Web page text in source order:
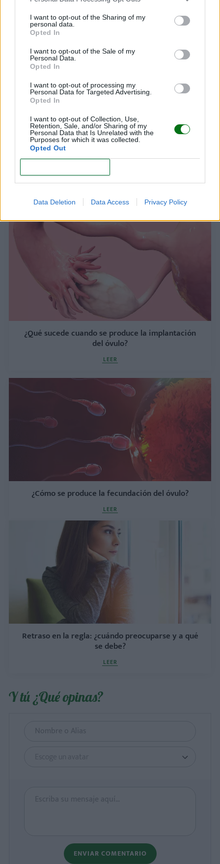
I want to opt-out of the Sharing of my
personal data.
Opted In
I want to opt-out of the Sale of my
Personal Data.
Opted In
I want to opt-out of processing my
Personal Data for Targeted Advertising.
Opted In
I want to opt-out of Collection, Use,
Retention, Sale, and/or Sharing of my
Personal Data that Is Unrelated with the
Purposes for which it was collected.
Opted Out
Data Deletion Data Access Privacy Policy
¿Cuál es la probabilidad de tener gemelos o
LEER
¿La mujer puede quedar embarazada si tiene la
LEER
¿Qué sucede cuando se produce la implantación
del óvulo?
LEER
¿Cómo se produce la fecundación del óvulo?
LEER
Retraso en la regla: ¿cuándo preocuparse y a qué
se debe?
LEER
Y tú ¿Qué opinas?
Escoge un avatar
ENVIAR COMENTARIO